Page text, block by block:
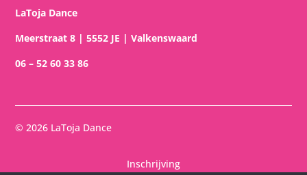
LaToja Dance
Meerstraat 8 | 5552 JE | Valkenswaard
06 – 52 60 33 86
© 2026 LaToja Dance
Inschrijving